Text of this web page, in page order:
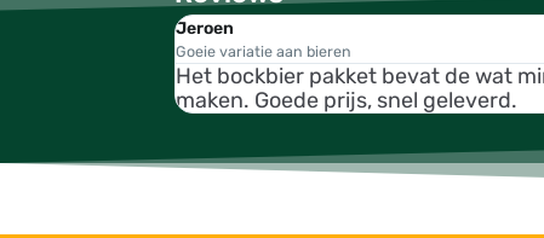
Jeroen
Goeie variatie aan bieren
Het bockbier pakket bevat de wat
maken. Goede prijs, snel geleverd.